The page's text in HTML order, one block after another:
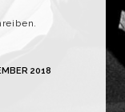
2018